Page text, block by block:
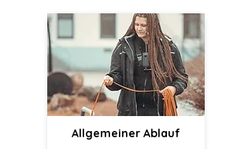
Allgemeiner Ablauf